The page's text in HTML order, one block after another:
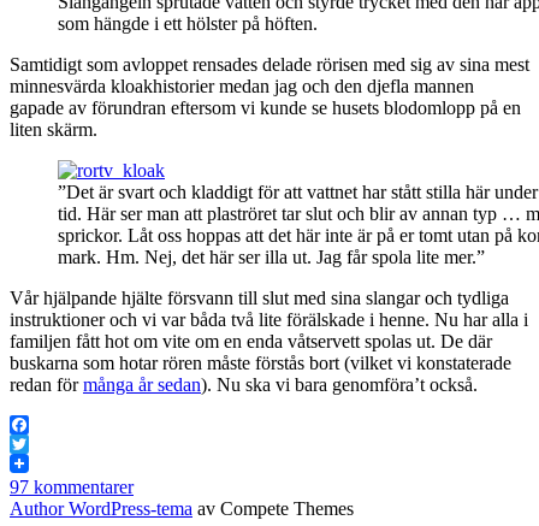
som hängde i ett hölster på höften.
Samtidigt som avloppet rensades delade rörisen med sig av sina mest
minnesvärda kloakhistorier medan jag och den djefla mannen
gapade av förundran eftersom vi kunde se husets blodomlopp på en
liten skärm.
”Det är svart och kladdigt för att vattnet har stått stilla här
tid. Här ser man att plaströret tar slut och blir av annan typ …
sprickor. Låt oss hoppas att det här inte är på er tomt utan på
mark. Hm. Nej, det här ser illa ut. Jag får spola lite mer.”
Vår hjälpande hjälte försvann till slut med sina slangar och tydliga
instruktioner och vi var båda två lite förälskade i henne. Nu har alla i
familjen fått hot om vite om en enda våtservett spolas ut. De där
buskarna som hotar rören måste förstås bort (vilket vi konstaterade
redan förmånga år sedan). Nu ska vi bara genomföra’t också.
Facebook
Twitter
97 kommentarer
Author WordPress-tema av Compete Themes